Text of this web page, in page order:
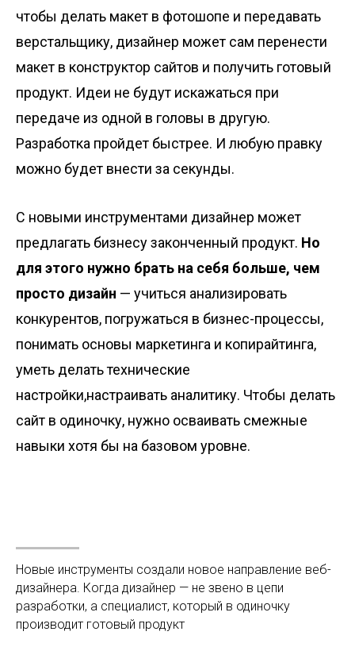
чтобы делать макет в фотошопе и передавать
верстальщику, дизайнер может сам перенести
макет в конструктор сайтов и получить готовый
продукт. Идеи не будут искажаться при
передаче из одной в головы в другую.
Разработка пройдет быстрее. И любую правку
можно будет внести за секунды.
С новыми инструментами дизайнер может
предлагать бизнесу законченный продукт. Но
для этого нужно брать на себя больше, чем
просто дизайн — учиться анализировать
конкурентов, погружаться в бизнес-процессы,
понимать основы маркетинга и копирайтинга,
уметь делать технические
настройки,настраивать аналитику. Чтобы делать
сайт в одиночку, нужно осваивать смежные
навыки хотя бы на базовом уровне.
Новые инструменты создали новое направление веб-
дизайнера. Когда дизайнер — не звено в цепи
разработки, а специалист, который в одиночку
производит готовый продукт